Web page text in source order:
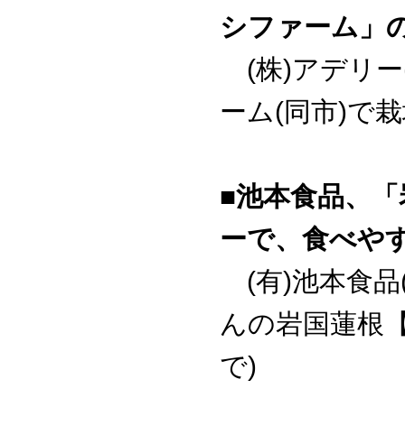
シファーム」
(株)アデリー
ーム(同市)で
■池本食品、
ーで、食べや
(有)池本食品
んの岩国蓮根
で)